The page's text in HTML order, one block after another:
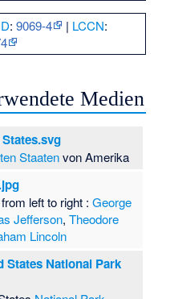
:9069-4 | LCCN:
Medien
Staatenvon Amerika
left to right :George
Jefferson,Theodore
Lincoln
States National Park